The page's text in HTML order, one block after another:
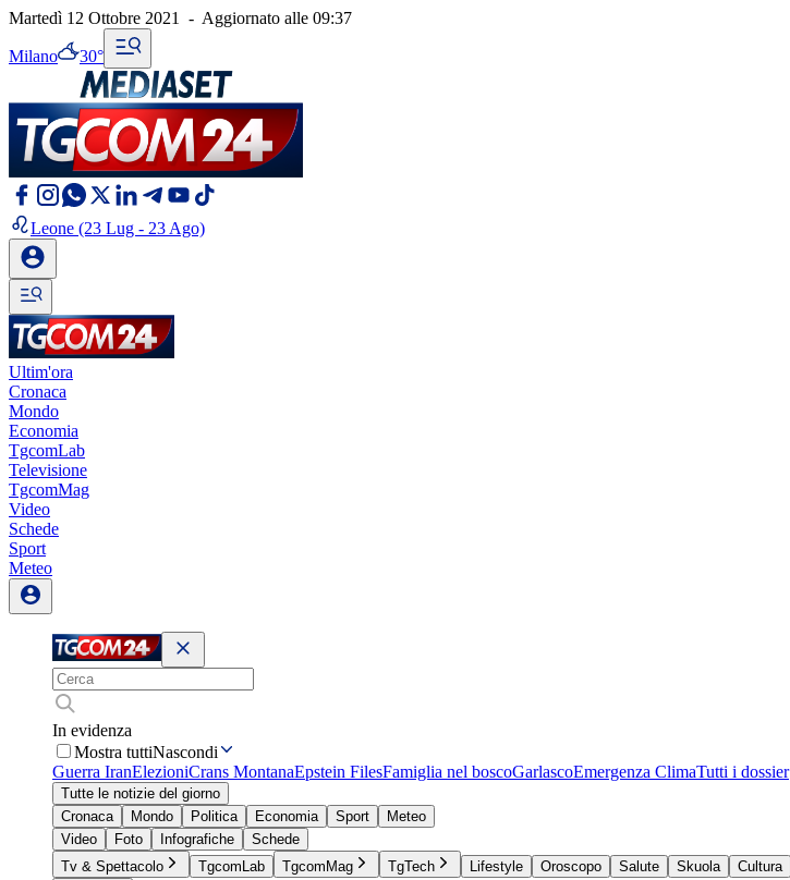
Martedì 12 Ottobre 2021 - Aggiornato alle 09:37
Milano 30°
Leone (23 Lug - 23 Ago)
Ultim'ora
Cronaca
Mondo
Economia
TgcomLab
Televisione
TgcomMag
Video
Schede
Sport
Meteo
In evidenza
Mostra tuttiNascondi
Guerra IranElezioniCrans MontanaEpstein FilesFamiglia nel boscoGarlascoEmergenza ClimaTutti i dossier
Tutte le notizie del giorno
Cronaca
Mondo Politica Economia Sport
Meteo
Video
Foto Infografiche
Schede
Tv & Spettacolo
TgcomLab TgcomMag TgTech Lifestyle Oroscopo Salute Skuola Cultura